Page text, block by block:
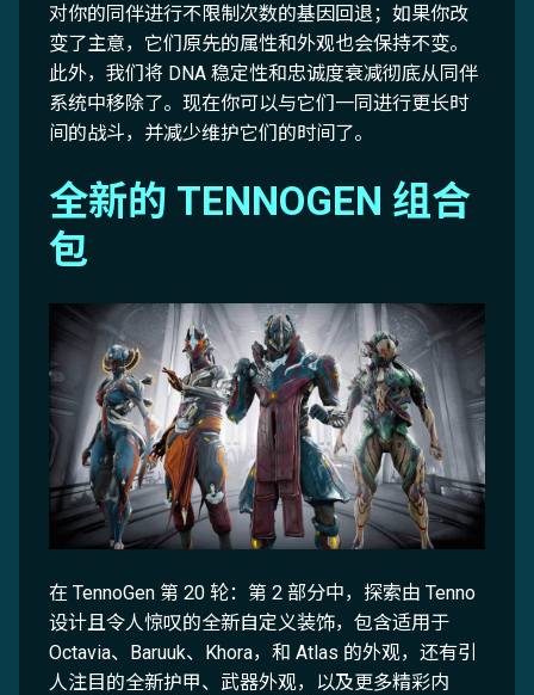
对你的同伴进行不限制次数的基因回退；如果你改
变了主意，它们原先的属性和外观也会保持不变。
此外，我们将 DNA 稳定性和忠诚度衰减彻底从同伴
系统中移除了。现在你可以与它们一同进行更长时
间的战斗，并减少维护它们的时间了。
全新的 TENNOGEN 组合
包
在 TennoGen 第 20 轮：第 2 部分中，探索由 Tenno
设计且令人惊叹的全新自定义装饰，包含适用于
Octavia、Baruuk、Khora，和 Atlas 的外观，还有引
人注目的全新护甲、武器外观，以及更多精彩内